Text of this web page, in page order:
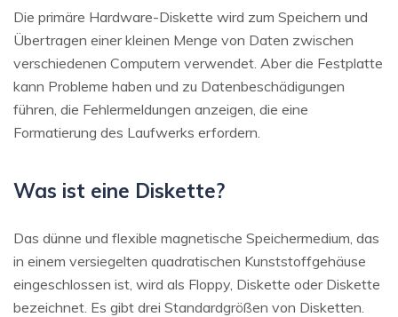
Die primäre Hardware-Diskette wird zum Speichern und
Übertragen einer kleinen Menge von Daten zwischen
verschiedenen Computern verwendet. Aber die Festplatte
kann Probleme haben und zu Datenbeschädigungen
führen, die Fehlermeldungen anzeigen, die eine
Formatierung des Laufwerks erfordern.
Was ist eine Diskette?
Das dünne und flexible magnetische Speichermedium, das
in einem versiegelten quadratischen Kunststoffgehäuse
eingeschlossen ist, wird als Floppy, Diskette oder Diskette
bezeichnet. Es gibt drei Standardgrößen von Disketten.